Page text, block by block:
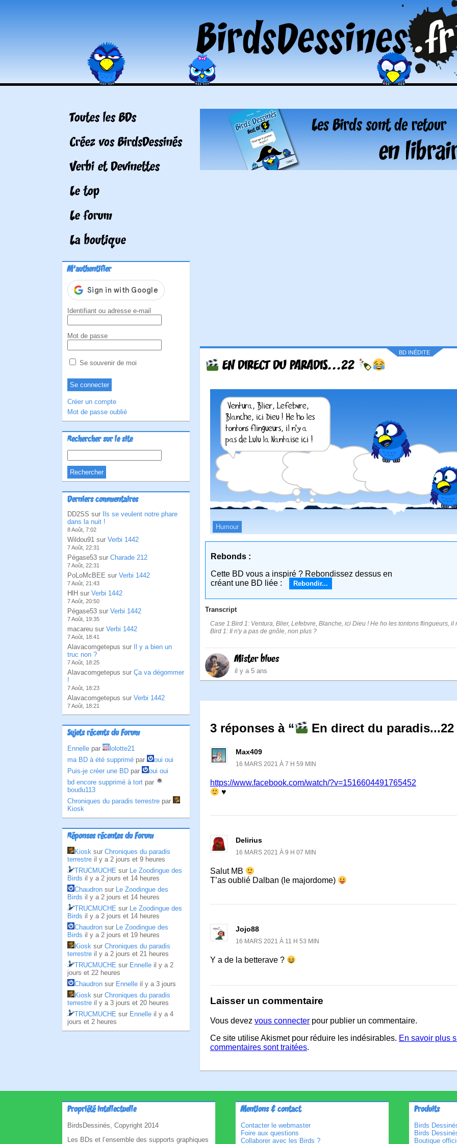
Toutes les BDs
Créez vos BirdsDessinés
Verbi et Devinettes
Le top
Le forum
La boutique
M'authentifier
Identifiant ou adresse e-mail
Mot de passe
Se souvenir de moi
Créer un compte
Mot de passe oublié
Rechercher sur le site
Derniers commentaires
DD2SS sur
Ils se veulent notre phare
dans la nuit !
8 Août, 7:02
Wildou91 sur Verbi 1442
7 Août, 22:31
Pégase53 sur Charade 212
7 Août, 22:31
PoLoMcBEE sur Verbi 1442
7 Août, 21:43
HlH sur Verbi 1442
7 Août, 20:50
Pégase53 sur Verbi 1442
7 Août, 19:35
macareu sur Verbi 1442
7 Août, 18:41
Alavacomgetepus sur
Il y a bien un
truc non ?
7 Août, 18:25
Alavacomgetepus sur Ça va dégommer
!
7 Août, 18:23
Alavacomgetepus sur Verbi 1442
7 Août, 18:21
Sujets récents du Forum
Ennelle par
lolotte21
ma BD à été supprimé par
oui oui
Puis-je créer une BD par
oui oui
bd encore supprimé à tort par
boudu113
Chroniques du paradis terrestre par
Kiosk
Réponses récentes du Forum
Kiosk sur Chroniques du paradis
terrestre il y a 2 jours et 9 heures
TRUCMUCHE sur Le Zoodingue des
Birds il y a 2 jours et 14 heures
Chaudron sur Le Zoodingue des
Birds il y a 2 jours et 14 heures
TRUCMUCHE sur Le Zoodingue des
Birds il y a 2 jours et 14 heures
Chaudron sur Le Zoodingue des
Birds il y a 2 jours et 19 heures
Kiosk sur Chroniques du paradis
terrestre il y a 2 jours et 21 heures
TRUCMUCHE sur Ennelle il y a 2
jours et 22 heures
Chaudron sur Ennelle il y a 3 jours
Kiosk sur Chroniques du paradis
terrestre il y a 3 jours et 20 heures
TRUCMUCHE sur Ennelle il y a 4
jours et 2 heures
BD INÉDITE
EN DIRECT DU PARADIS...22
Humour
Rebonds :
Cette BD vous a inspiré ? Rebondissez dessus en
créant une BD liée :
Rebondir...
Transcript
Case 1:Bird 1: Ventura, Blier, Lefebvre, Blanche, ici Dieu ! He ho les tontons flingueurs,
Bird 1: Il n'y a pas de gnôle, non plus ?
Mister blues
il y a 5 ans
3 réponses à “ En direct du
Max409
16 MARS 2021 À 7 H 59 MIN
https://www.facebook.com/watch/?v=1516604491765452
♥
Delirius
16 MARS 2021 À 9 H 07 MIN
Salut MB
T’as oublié Dalban (le majordome)
Jojo88
16 MARS 2021 À 11 H 53 MIN
Y a de la betterave ?
Laisser un commentaire
Vous devez vous connecter pour publier un commentaire.
Ce site utilise Akismet pour réduire les indésirables. En savoir plus
commentaires sont traitées.
Propriété intellectuelle
BirdsDessinés, Copyright 2014
Les BDs et l’ensemble des supports graphiques
Mentions & contact
Contacter le webmaster
Foire aux questions
Collaborer avec les Birds ?
Produits
Birds
Birds
Boutique